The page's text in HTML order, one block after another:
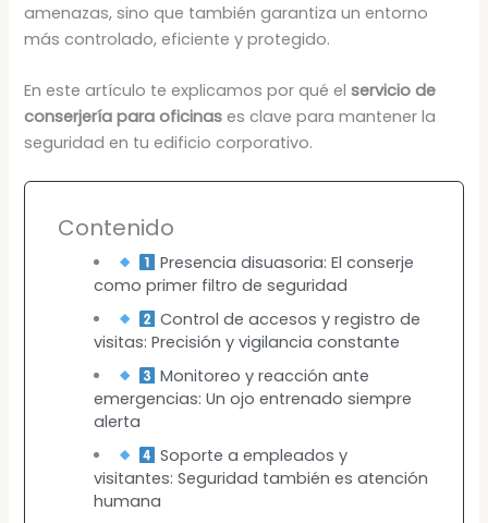
amenazas, sino que también garantiza un entorno
más controlado, eficiente y protegido.
En este artículo te explicamos por qué elservicio de
conserjería para oficinas es clave para mantener la
seguridad en tu edificio corporativo.
Contenido
Presencia disuasoria: El conserje
como primer filtro de seguridad
Control de accesos y registro de
visitas: Precisión y vigilancia constante
Monitoreo y reacción ante
emergencias: Un ojo entrenado siempre
alerta
Soporte a empleados y
visitantes: Seguridad también es atención
humana